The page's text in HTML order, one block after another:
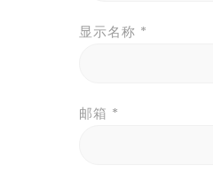
显示名称 *
邮箱 *